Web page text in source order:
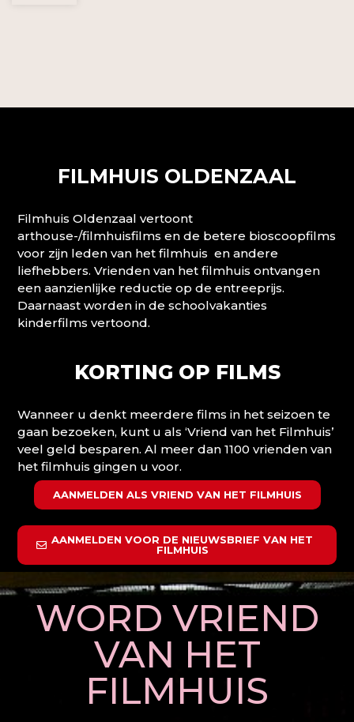
FILMHUIS OLDENZAAL
Filmhuis Oldenzaal vertoont
arthouse-/filmhuisfilms en de betere bioscoopfilms
voor zijn leden van het filmhuis en andere
liefhebbers. Vrienden van het filmhuis ontvangen
een aanzienlijke reductie op de entreeprijs.
Daarnaast worden in de schoolvakanties
kinderfilms vertoond.
KORTING OP FILMS
Wanneer u denkt meerdere films in het seizoen te
gaan bezoeken, kunt u als ‘Vriend van het Filmhuis’
veel geld besparen. Al meer dan 1100 vrienden van
het filmhuis gingen u voor.
AANMELDEN ALS VRIEND VAN HET FILMHUIS
AANMELDEN VOOR DE NIEUWSBRIEF VAN HET
FILMHUIS
WORD VRIEND
VAN HET
FILMHUIS